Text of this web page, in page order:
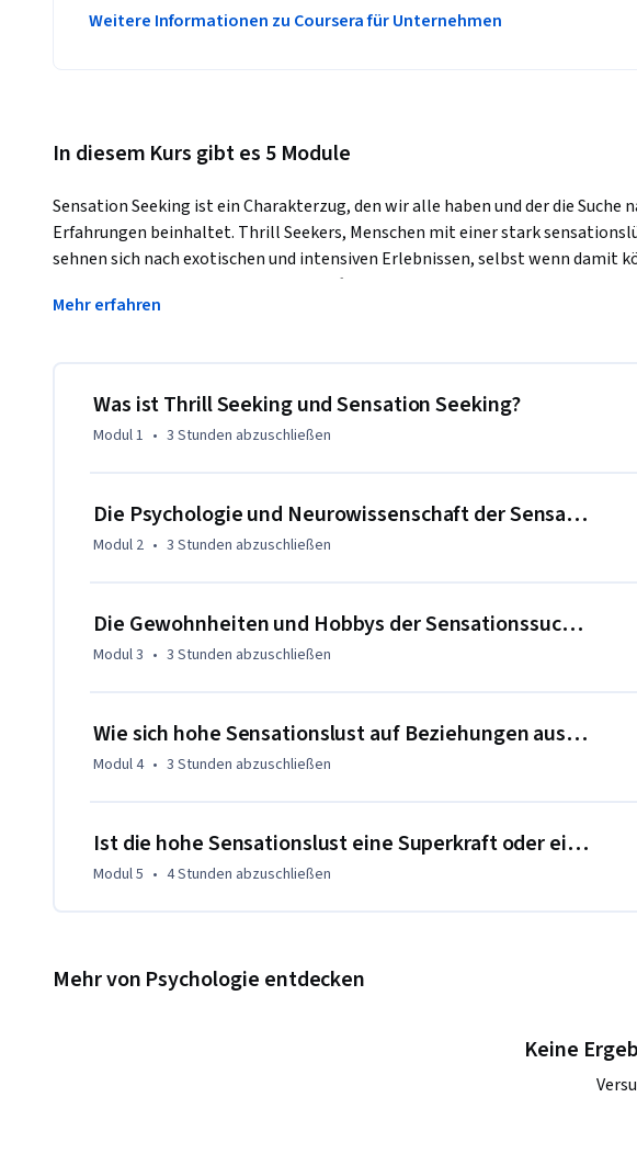
Weitere Informationen zu Coursera für Unternehmen
In diesem Kurs gibt es 5 Module
Sensation Seeking ist ein Charakterzug, den wir alle haben und der die Suche
Erfahrungen beinhaltet. Thrill Seekers, Menschen mit einer stark
sehnen sich nach exotischen und intensiven Erlebnissen, selbst wenn damit
Risiken verbunden sind. Dieser Kurs hilft den Lernenden, die bemerkenswerte
sensationshungrigen Persönlichkeit zu erforschen und untersucht den
Mehr erfahren
Was ist Thrill Seeking und Sensation Seeking?
Modul 1 • 3 Stunden abzuschließen
Die Psychologie und Neurowissenschaft der Sensation
Modul 2 • 3 Stunden abzuschließen
Die Gewohnheiten und Hobbys der Sensationssuchenden
Modul 3 • 3 Stunden abzuschließen
Wie sich hohe Sensationslust auf Beziehungen auswirkt
Modul 4 • 3 Stunden abzuschließen
Ist die hohe Sensationslust eine Superkraft oder ein
Modul 5 • 4 Stunden abzuschließen
Mehr von Psychologie entdecken
Keine